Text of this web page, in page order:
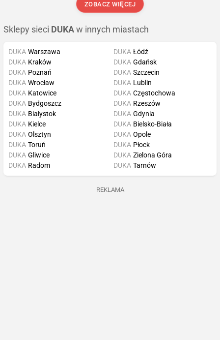
ZOBACZ WIĘCEJ
Sklepy sieci DUKA w innych miastach
DUKA Warszawa
DUKA Kraków
DUKA Poznań
DUKA Wrocław
DUKA Łódź
DUKA Gdańsk
DUKA Szczecin
DUKA Lublin
DUKA Katowice
DUKA Bydgoszcz
DUKA Białystok
DUKA Kielce
DUKA Częstochowa
DUKA Rzeszów
DUKA Gdynia
DUKA Bielsko-Biała
DUKA Olsztyn
DUKA Toruń
DUKA Gliwice
DUKA Radom
DUKA Opole
DUKA Płock
DUKA Zielona Góra
DUKA Tarnów
REKLAMA